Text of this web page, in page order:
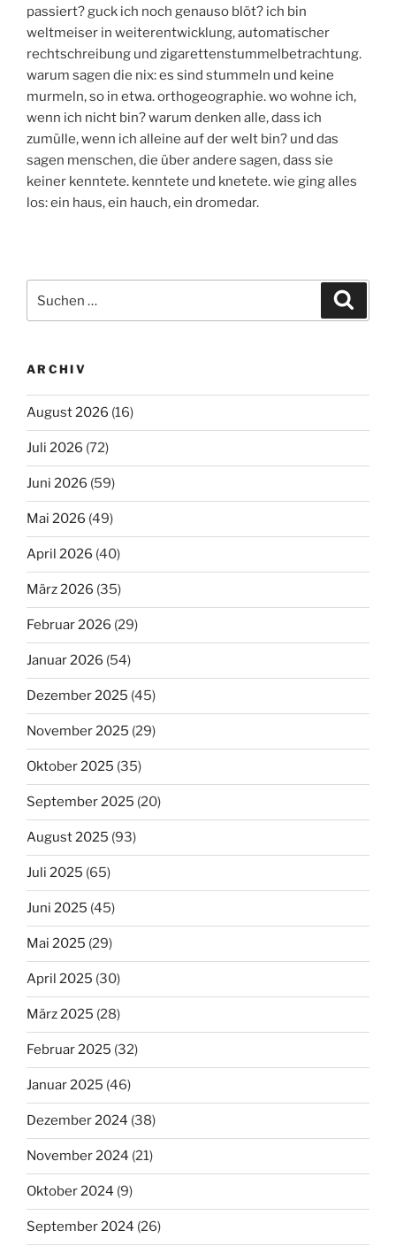
passiert? guck ich noch genauso blöt? ich bin
weltmeiser in weiterentwicklung, automatischer
rechtschreibung und zigarettenstummelbetrachtung.
warum sagen die nix: es sind stummeln und keine
murmeln, so in etwa. orthogeographie. wo wohne ich,
wenn ich nicht bin? warum denken alle, dass ich
zumülle, wenn ich alleine auf der welt bin? und das
sagen menschen, die über andere sagen, dass sie
keiner kenntete. kenntete und knetete. wie ging alles
los: ein haus, ein hauch, ein dromedar.
nach:
ARCHIV
August 2026 (16)
Juli 2026 (72)
Juni 2026 (59)
Mai 2026 (49)
April 2026 (40)
März 2026 (35)
Februar 2026 (29)
Januar 2026 (54)
Dezember 2025 (45)
November 2025 (29)
Oktober 2025 (35)
September 2025 (20)
August 2025 (93)
Juli 2025 (65)
Juni 2025 (45)
Mai 2025 (29)
April 2025 (30)
März 2025 (28)
Februar 2025 (32)
Januar 2025 (46)
Dezember 2024 (38)
November 2024 (21)
Oktober 2024 (9)
September 2024 (26)